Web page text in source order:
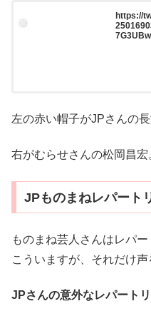
https://
左の赤い帽子がJPさんの長
右がむらせさんの松岡昌宏
JPものまねレパート
ものまね芸人さんはレパ
こういますが、それだけ声
JPさんの意外なレパート